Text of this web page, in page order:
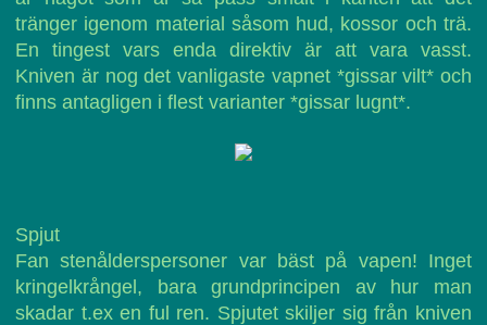
tränger igenom material såsom hud, kossor och trä.
En tingest vars enda direktiv är att vara vasst.
Kniven är nog det vanligaste vapnet *gissar vilt* och
finns antagligen i flest varianter *gissar lugnt*.
Spjut
Fan stenålderspersoner var bäst på vapen! Inget
kringelkrångel, bara grundprincipen av hur man
skadar t.ex en ful ren. Spjutet skiljer sig från kniven